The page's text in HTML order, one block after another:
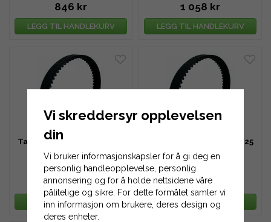
846 kr
LEGG TIL HANDLEKURV
1 058 kr
LEGG TIL HANDLEKURV
Tannreim HTD 1696-8M-20
1 411 kr
LEGG TIL HANDLEKURV
Tannreim HTD 1696-8M-25
1 764 kr
LEGG TIL HANDLEKURV
Vi skreddersyr opplevelsen
din
Vi bruker informasjonskapsler for å gi deg en
personlig handleopplevelse, personlig
annonsering og for å holde nettsidene våre
pålitelige og sikre. For dette formålet samler vi
inn informasjon om brukere, deres design og
deres enheter.